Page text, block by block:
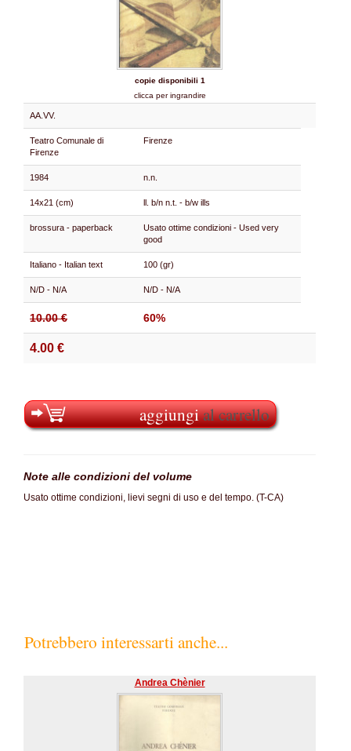
copie disponibili 1
clicca per ingrandire
AA.VV.
Teatro Comunale di
Firenze
Firenze
1984 n.n.
14x21 (cm) ll. b/n n.t. - b/w ills
brossura - paperback
Usato ottime condizioni - Used very
good
Italiano - Italian text 100 (gr)
N/D - N/A N/D - N/A
10.00 € 60%
4.00 €
aggiungial carrello
Note alle condizioni del volume
Usato ottime condizioni, lievi segni di uso e del tempo. (T-CA)
Potrebbero interessarti anche...
Andrea Chènier